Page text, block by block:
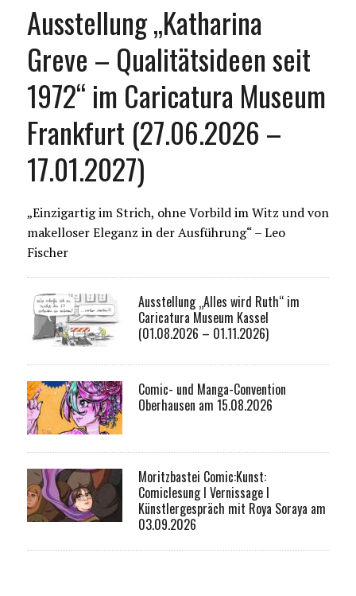
Ausstellung „Katharina
Greve – Qualitätsideen seit
1972“ im Caricatura Museum
Frankfurt (27.06.2026 –
17.01.2027)
„Einzigartig im Strich, ohne Vorbild im Witz und von
makelloser Eleganz in der Ausführung“ – Leo
Fischer
Ausstellung „Alles wird Ruth“ im
Caricatura Museum Kassel
(01.08.2026 – 01.11.2026)
Comic- und Manga-Convention
Oberhausen am 15.08.2026
Moritzbastei Comic:Kunst:
Comiclesung I Vernissage I
Künstlergespräch mit Roya Soraya am
03.09.2026